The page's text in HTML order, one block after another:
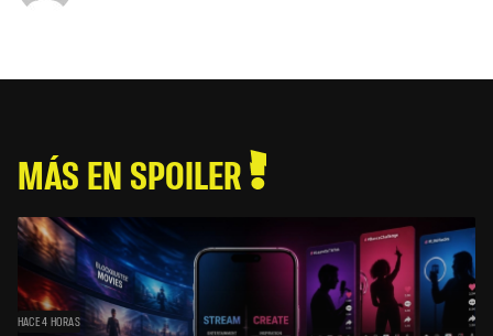
MÁS EN SPOILER
HACE 4 HORAS